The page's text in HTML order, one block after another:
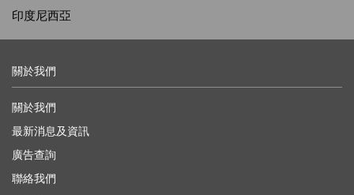
印度尼西亞
關於我們
關於我們
最新消息及資訊
廣告查詢
聯絡我們